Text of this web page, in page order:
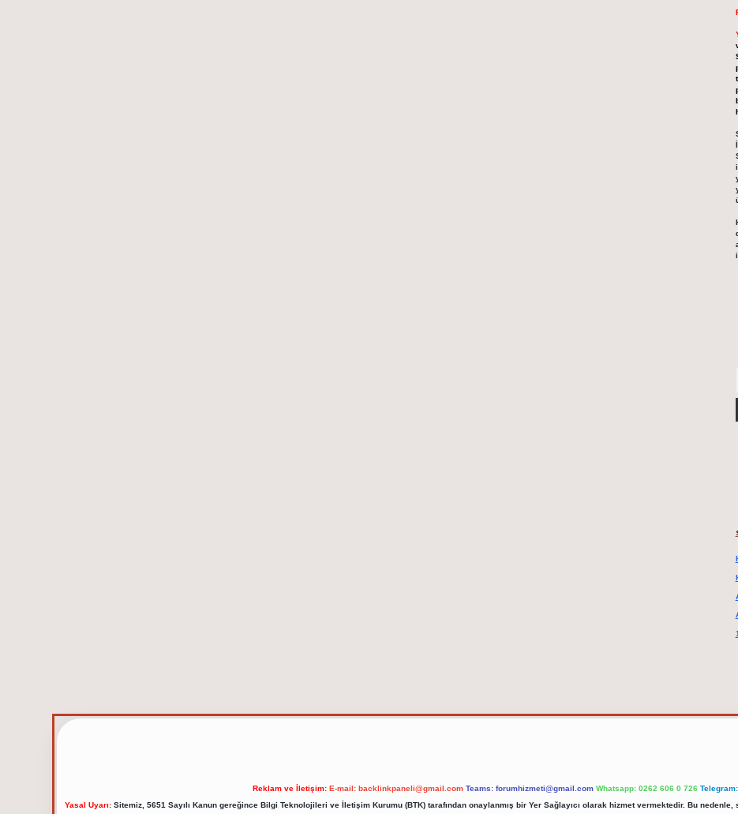
Reklam ve İletişim: E-mail: backlinkpaneli@gmail.com Teams: forumhizmeti@gmail.com Whatsapp: 0262 606 0 726
Yasal Uyarı:Sitemiz, 5651 Sayılı Kanun gereğince Bilgi Teknolojileri ve İletişim Kurumu (BTK) tarafından onaylanmış bir Yer Sağlayıcı olarak hizmet vermektedir. Bu